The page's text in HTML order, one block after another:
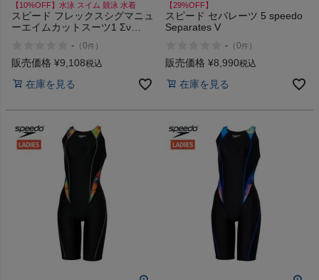
【10%OFF】水泳 スイム 競泳 水着
スピード フレックスシグマニュ
ーエイムカットスーツ1 Σν
- （0件 ）
販売価格 ¥9,108税込
在庫を見る
【29%OFF】
スピード セパレーツ 5 speedo
Separates V
- （0件 ）
販売価格 ¥8,990税込
在庫を見る